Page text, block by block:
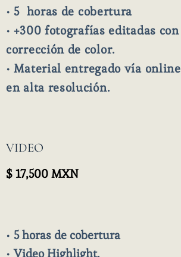
• 5 horas de cobertura
•+300 fotografías editadas con
corrección de color.
•Material entregado vía online
en alta resolución.
VIDEO
$ 17,500 MXN
• 5 horas de cobertura
•Video Highlight.